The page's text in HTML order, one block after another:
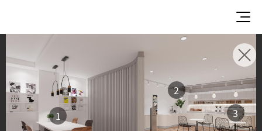
1
2
3
使用イメージ
美しい商業施設や住宅空間で、LX Hausysのサーフ
ェスが織りなすインスピレーションあふれる空間
とデザイン提案をご覧ください。